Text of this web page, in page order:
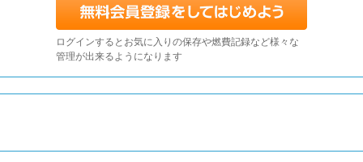
ログインするとお気に入りの保存や燃費記録など様々な
管理が出来るようになります